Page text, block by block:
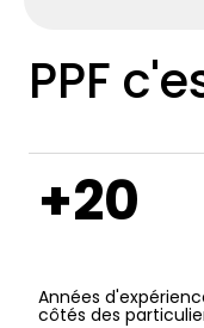
PPF
+20
Années
côtés des